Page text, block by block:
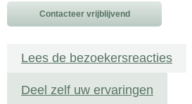
Contacteer vrijblijvend
Lees de bezoekersreacties
Deel zelf uw ervaringen